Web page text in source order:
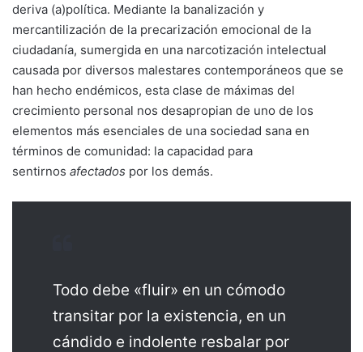
deriva (a)política. Mediante la banalización y
mercantilización de la precarización emocional de la
ciudadanía, sumergida en una narcotización intelectual
causada por diversos malestares contemporáneos que se
han hecho endémicos, esta clase de máximas del
crecimiento personal nos desapropian de uno de los
elementos más esenciales de una sociedad sana en
términos de comunidad: la capacidad para
sentirnos afectados por los demás.
Todo debe «fluir» en un cómodo
transitar por la existencia, en un
cándido e indolente resbalar por